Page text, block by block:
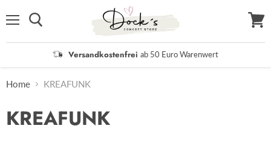
Versandkostenfrei ab 50 Euro Warenwert
Home KREAFUNK
KREAFUNK